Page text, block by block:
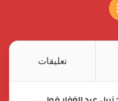
ملخص
تعليقات